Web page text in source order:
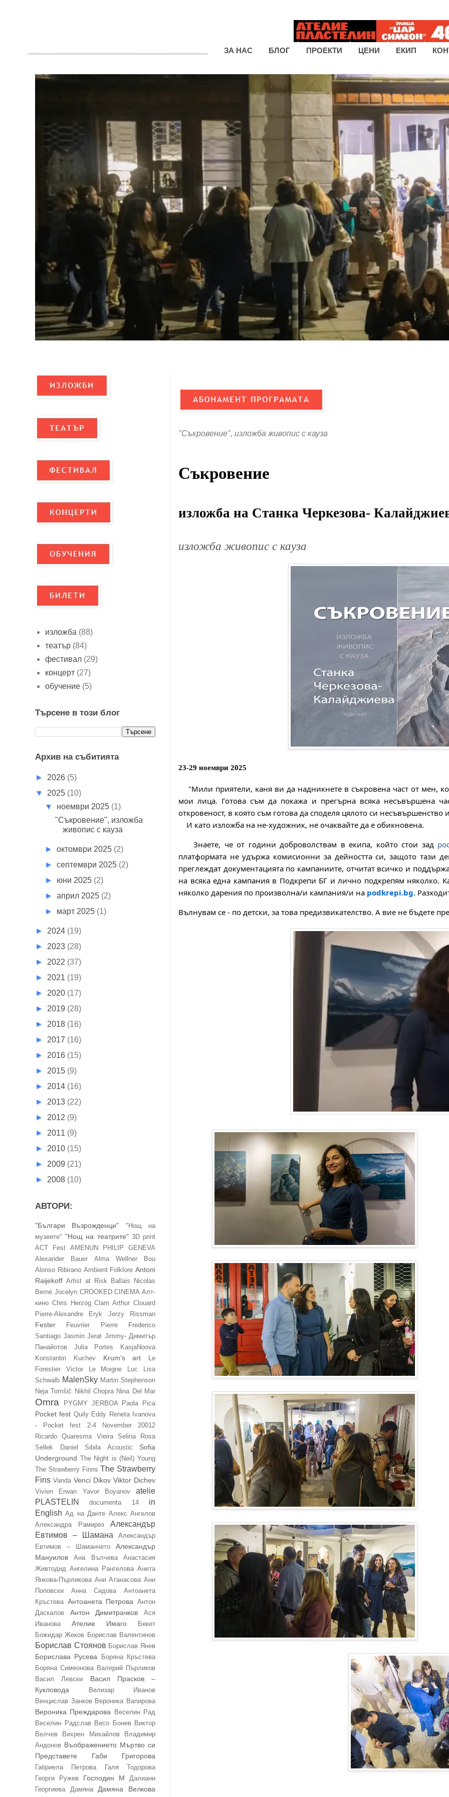
ЗА НАС БЛОГ ПРОЕКТИ ЦЕНИ ЕКИП
"Съкровение", изложба живопис с кауза
Съкровение
изложба на Станка Черкезова-
изложба живопис с кауза
23-29 ноември 2025
"Мили приятели, каня ви да надникнете в съкровена част от мен,
мои лица. Готова съм да покажа и прегърна всяка несъвършена
откровеност, в която съм готова да споделя цялото си несъвършенство
И като изложба на не-художник, не очаквайте да е обикновена.
Знаете, че от години доброволствам в екипа, който стои зад
платформата не удържа комисионни за дейността си, защото тази
преглеждат документацията по кампаниите, отчитат всичко и
на всяка една кампания в Подкрепи БГ и лично подкрепям няколко.
няколко дарения по произволна/и кампания/и на podkrepi.bg.
Вълнувам се - по детски, за това предизвикателство. А вие не бъдете
изложба (88)
театър (84)
фестивал (29)
концерт (27)
обучение (5)
Търсене в този блог
Архив на събитията
► 2026 (5)
▼ 2025 (10)
▼ ноември 2025 (1)
"Съкровение", изложба
живопис с кауза
►октомври 2025 (2)
►септември 2025 (2)
► юни 2025 (2)
►април 2025 (2)
► март 2025 (1)
► 2024 (19)
► 2023 (28)
► 2022 (37)
► 2021 (19)
► 2020 (17)
► 2019 (28)
► 2018 (16)
► 2017 (16)
► 2016 (15)
► 2015 (9)
► 2014 (16)
► 2013 (22)
► 2012 (9)
► 2011 (9)
► 2010 (15)
► 2009 (21)
► 2008 (10)
АВТОРИ:
"Българи Възрожденци"
"Нощ на
музеите" "Нощ на театрите" 3D print
ACT Fest AMENUN PHILIP GENEVA
Alexander Bauer
Alma Wellner Bou
Alonso Ribirano Ambient Folklore Antoni
Raijekoff Artist at Risk
Ballais Nicolas
Berné Jocelyn CROOKED CINEMA Алт-
кино Chris Herzog Clam Arthur Clouard
Pierre-Alexandre
Eryk Jerzy Rissman
Fester Feuvrier Pierre
Frederico
Santiago Jasmin Jerat Jimmy- Димитър
Панайотов
Julia Portes
KasjaNoova
Konstantin Kuchev
Krum's art
Le
Forestier Victor
Le Moigne Luc
Lisa
Schwalb MalenSky Martin Stephenson
Neja Tomšič Nikhil Chopra Nina Del Mar
Omra PYGMY JERBOA Paola Pica
Pocket fest Quily Eddy Reneta Ivanova
- Pocket fest 2-4 November 20012
Ricardo Quaresma Vieira
Selina Rosa
Sellek Daniel
Sibila Acoustic
Sofia
Underground The Night is (Neil) Young
The Strawberry Finns The Strawberry
Fins Vanda Venci Dikov Viktor Dichev
Vivien Erwan Yavor Boyanov
atelie
PLASTELIN
documenta 14
in
English Ад на Данте Алекс Ангелов
Александра Рамирез
Александър
Евтимов – Шамана
Александър
Евтимов – Шаманчето
Александър
Мануилов
Ана Вълчева
Анастасия
Живтодид Ангелина Рангелова Анета
Янкова-Пърликова Ани Атанасова Ани
Поповски
Анна Сидова
Антоанета
Кръстева Антоанета Петрова
Антон
Даскалов
Антон Димитрачков
Ася
Иванова
Ателие Имаго
Бекет
Божидар Жеков Борислав Валентинов
Борислав Стоянов Борислав Янев
Борислава Русева
Боряна Кръстева
Боряна Симеонова Валерий Пърликов
Васил Левски
Васил Прасков –
Кукловода
Велизар Иванов
Венцислав Занков Вероника Вапирова
Вероника Преждарова
Веселин Рад
Веселин Радслав Весо Бонев Виктор
Велчев
Вихрен Михайлов
Владимир
Андонов Въображението Мъртво си
Представете
Габи Григорова
Габриела Петрова
Галя Тодорова
Георги Ружев
Господин М
Далиани
Георгиева
Дамяна
Дамяна Велкова